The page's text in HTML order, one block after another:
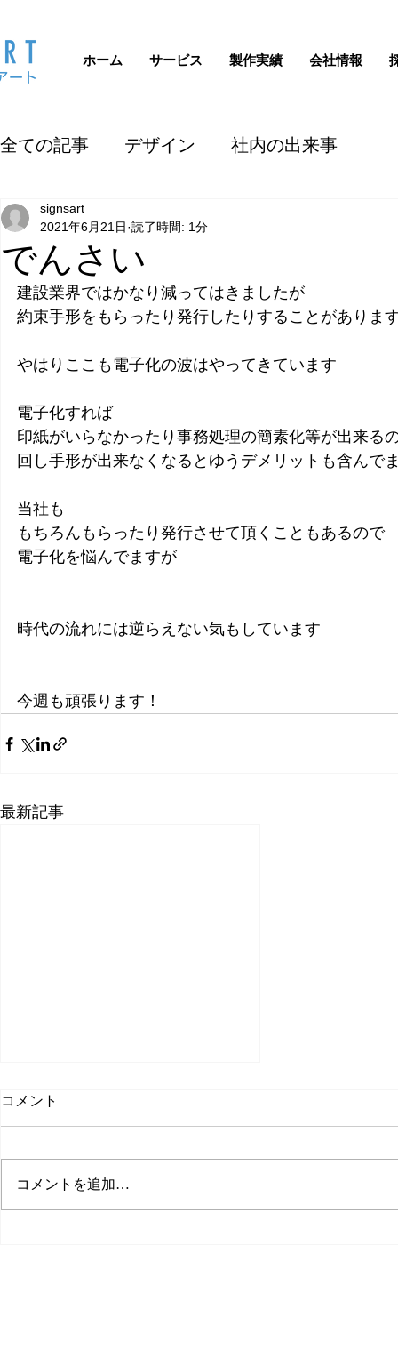
ホーム サービス 製作実績 会社情報
全ての記事 デザイン 社内の出来事
でんさい
signsart
2021年6月21日 読了時間: 1分
建設業界ではかなり減ってはきましたが
約束手形をもらったり発行したりすることがありま
やはりここも電子化の波はやってきています
電子化すれば
印紙がいらなかったり事務処理の簡素化等が出来る
回し手形が出来なくなるとゆうデメリットも含んで
当社も
もちろんもらったり発行させて頂くこともあるので
電子化を悩んでますが
時代の流れには逆らえない気もしています
今週も頑張ります！
最新記事
新卒の求人
コメント
コメントを追加…